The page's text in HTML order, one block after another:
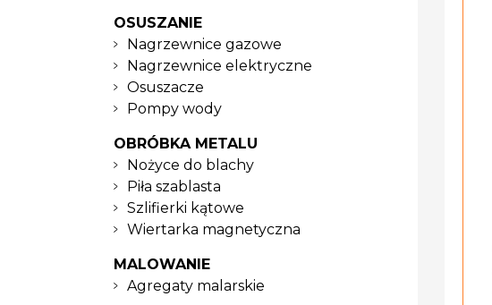
OSUSZANIE
Nagrzewnice gazowe
Nagrzewnice elektryczne
Osuszacze
Pompy wody
OBRÓBKA METALU
Nożyce do blachy
Piła szablasta
Szlifierki kątowe
Wiertarka magnetyczna
MALOWANIE
Agregaty malarskie